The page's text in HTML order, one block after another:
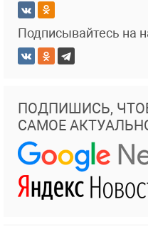
Подписывайтесь на
ПОДПИШИСЬ,
САМОЕ